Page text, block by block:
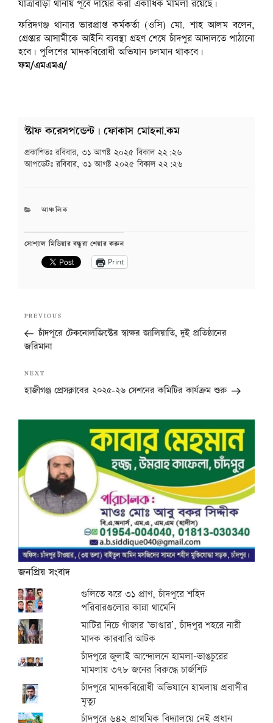
যাত্রাবাড়ী থানায় পূর্বে দায়ের করা একাধিক মামলা রয়েছে।
ফরিদগঞ্জ থানার ভারপ্রাপ্ত কর্মকর্তা (ওসি) মো. শাহ আলম বলেন,
গ্রেপ্তার আসামীকে আইনি ব্যবস্থা গ্রহণ শেষে চাঁদপুর আদালতে পাঠানো
হবে। পুলিশের মাদকবিরোধী অভিযান চলমান থাকবে।
ফম/এমএমএ/
স্টাফ করেসপন্ডেন্ট | ফোকাস মোহনা.কম
প্রকাশিতঃরবিবার, ৩১ আগষ্ট ২০২৫ বিকাল ২২:২৬
আপডেটঃরবিবার, ৩১ আগষ্ট ২০২৫ বিকাল ২২:২৬
CATEGORIES
আঞ্চলিক
সোশ্যাল মিডিয়ার বন্ধুরা শেয়ার করুন
Print
navigation
Previous
Post
PREVIOUS
চাঁদপুরে টেকনোলজিস্টের স্বাক্ষর জালিয়াতি, দুই প্রতিষ্ঠানের
জরিমানা
Next
Post
NEXT
হাজীগঞ্জ প্রেসক্লাবের ২০২৫-২৬ সেশনের কমিটির কার্যক্রম শুরু
জনপ্রিয় সংবাদ
গুলিতে ঝরে ৩১ প্রাণ, চাঁদপুরে শহিদ
পরিবারগুলোর কান্না থামেনি
মাটির নিচে গাঁজার ‘ভাণ্ডার’, চাঁদপুর শহরে নারী
মাদক কারবারি আটক
চাঁদপুরে জুলাই আন্দোলনে হামলা-ভাঙচুরের
মামলায় ৩৭৮ জনের বিরুদ্ধে চার্জশিট
চাঁদপুরে মাদকবিরোধী অভিযানে হামলায় প্রবাসীর
মৃত্যু
চাঁদপুরে ৬৪২ প্রাথমিক বিদ্যালয়ে নেই প্রধান